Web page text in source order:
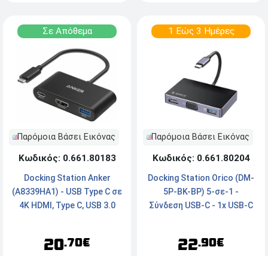
Σε Απόθεμα
Παρόμοια Βάσει Εικόνας
Κωδικός: 0.661.80183
Docking Station Anker
(A8339HA1) - USB Type C σε
4K HDMI, Type C, USB 3.0
20.70€
1 Εώς 3 Ημέρες
Παρόμοια Βάσει Εικόνας
Κωδικός: 0.661.80204
Docking Station Orico (DM-
5P-BK-BP) 5-σε-1 -
Σύνδεση USB-C - 1x USB-C
2 Οθονών - Μαύρο
22.90€